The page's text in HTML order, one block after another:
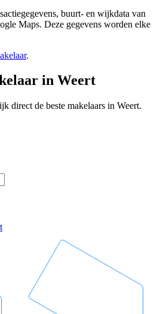
buurt- en wijkdata van
Maps. Deze gegevens worden elke
.
in Weert
direct de beste makelaars in Weert.